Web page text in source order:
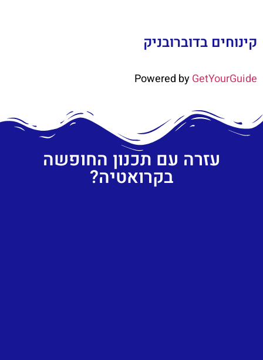
קינוחים בדוברובניק
Powered byGetYourGuide
עזרה עם תכנון החופשה
בקרואטיה?